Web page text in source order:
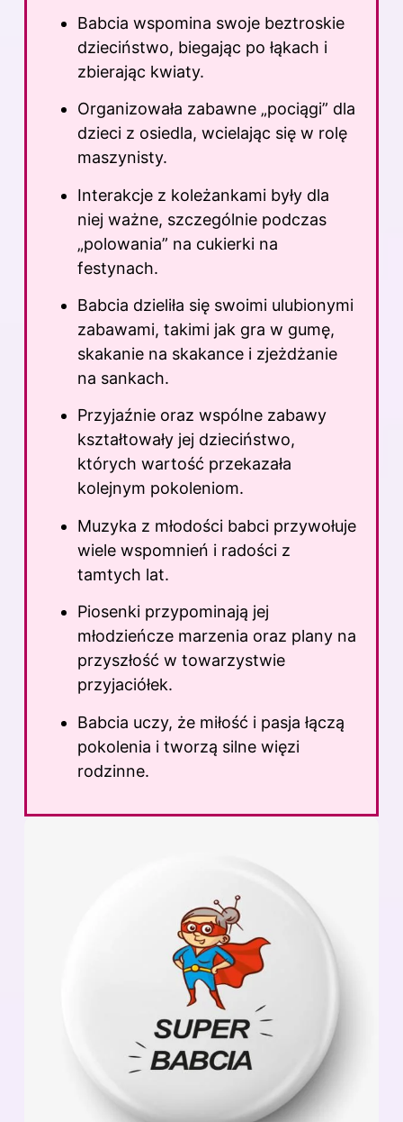
Babcia wspomina swoje beztroskie
dzieciństwo, biegając po łąkach i
zbierając kwiaty.
Organizowała zabawne „pociągi” dla
dzieci z osiedla, wcielając się w rolę
maszynisty.
Interakcje z koleżankami były dla
niej ważne, szczególnie podczas
„polowania” na cukierki na
festynach.
Babcia dzieliła się swoimi ulubionymi
zabawami, takimi jak gra w gumę,
skakanie na skakance i zjeżdżanie
na sankach.
Przyjaźnie oraz wspólne zabawy
kształtowały jej dzieciństwo,
których wartość przekazała
kolejnym pokoleniom.
Muzyka z młodości babci przywołuje
wiele wspomnień i radości z
tamtych lat.
Piosenki przypominają jej
młodzieńcze marzenia oraz plany na
przyszłość w towarzystwie
przyjaciółek.
Babcia uczy, że miłość i pasja łączą
pokolenia i tworzą silne więzi
rodzinne.